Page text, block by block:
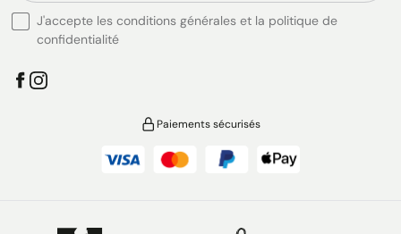
J'accepte les conditions générales et la politique de
confidentialité
Paiements sécurisés